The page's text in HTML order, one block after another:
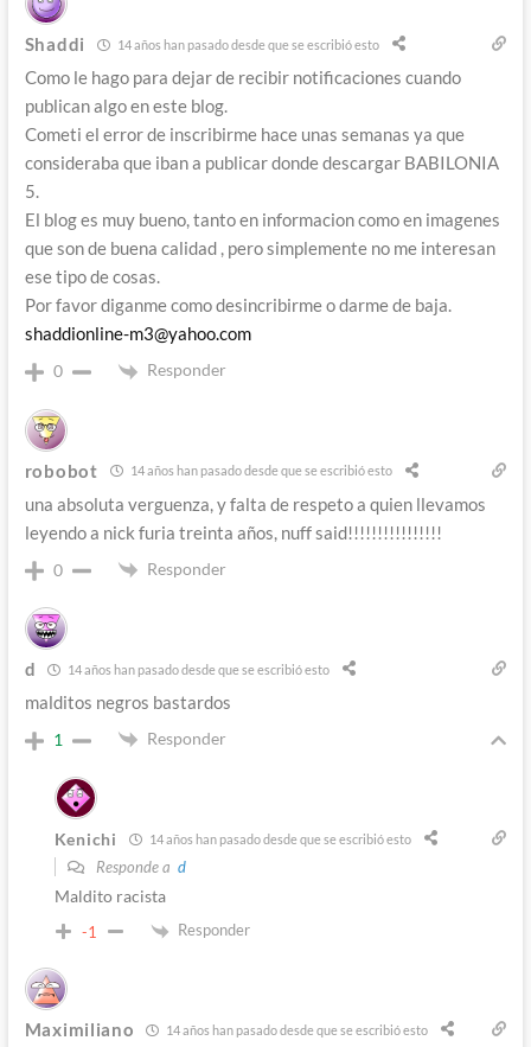
Shaddi 14 años han pasado desde que se escribió esto
Como le hago para dejar de recibir notificaciones cuando
publican algo en este blog.
Cometi el error de inscribirme hace unas semanas ya que
consideraba que iban a publicar donde descargar BABILONIA
5.
El blog es muy bueno, tanto en informacion como en imagenes
que son de buena calidad , pero simplemente no me interesan
ese tipo de cosas.
Por favor diganme como desincribirme o darme de baja.
shaddionline-m3@yahoo.com
0 Responder
robobot 14 años han pasado desde que se escribió esto
una absoluta verguenza, y falta de respeto a quien llevamos
leyendo a nick furia treinta años, nuff said!!!!!!!!!!!!!!!!
0 Responder
d 14 años han pasado desde que se escribió esto
malditos negros bastardos
1 Responder
Kenichi 14 años han pasado desde que se escribió esto
Responde a d
Maldito racista
-1 Responder
Maximiliano 14 años han pasado desde que se escribió esto